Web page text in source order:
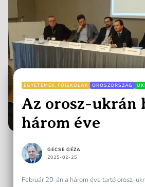
EGYETEMEK, FŐISKOLÁK OROSZORSZÁG
Az orosz-ukrán
három éve
GECSE GÉZA
2025-02-25
Február 20-án a három éve tartó